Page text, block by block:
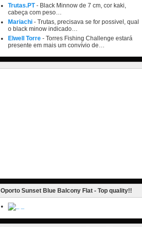
Trutas.PT- Black Minnow de 7 cm, cor kaki,
cabeça com peso…
Mariachi - Trutas, precisava se for possivel, qual
o black minow indicado…
Elwell Torre - Torres Fishing Challenge estará
presente em mais um convívio de…
Oporto Sunset Blue Balcony Flat - Top quality!!